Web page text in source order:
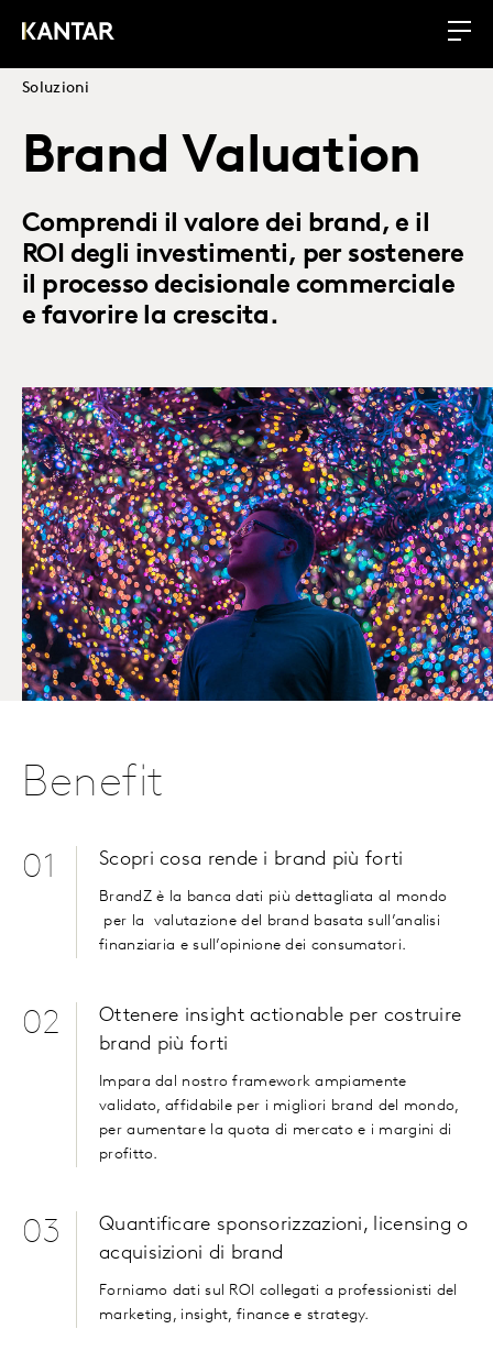
Soluzioni
Brand Valuation
Comprendi il valore dei brand, e il
ROI degli investimenti, per sostenere
il processo decisionale commerciale
e favorire la crescita.
Benefit
01 Scopri cosa rende i brand più forti
BrandZ è la banca dati più dettagliata al mondo
per la
valutazione del brand basata sull’analisi
finanziaria e sull’opinione dei consumatori.
02
Ottenere insight actionable per costruire
brand più forti
Impara dal nostro framework ampiamente
validato, affidabile per i migliori brand del mondo,
per aumentare la quota di mercato e i margini di
profitto.
03
Quantificare sponsorizzazioni, licensing o
acquisizioni di brand
Forniamo dati sul ROI collegati a professionisti del
marketing, insight, finance e strategy.